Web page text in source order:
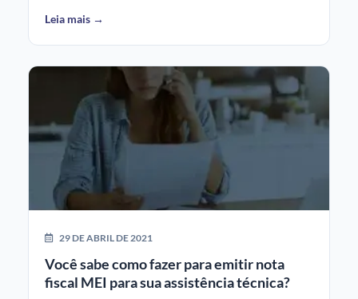
Leia mais →
29 DE ABRIL DE 2021
Você sabe como fazer para emitir nota
fiscal MEI para sua assistência técnica?